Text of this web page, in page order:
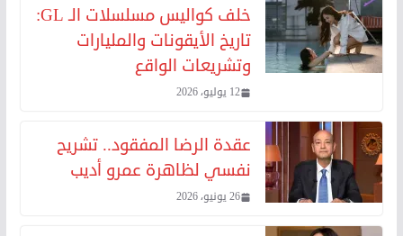
خلف كواليس مسلسلات الـ GL:
تاريخ الأيقونات والمليارات
وتشريعات الواقع
12 يوليو، 2026
عقدة الرضا المفقود.. تشريح
نفسي لظاهرة عمرو أديب
26 يونيو، 2026